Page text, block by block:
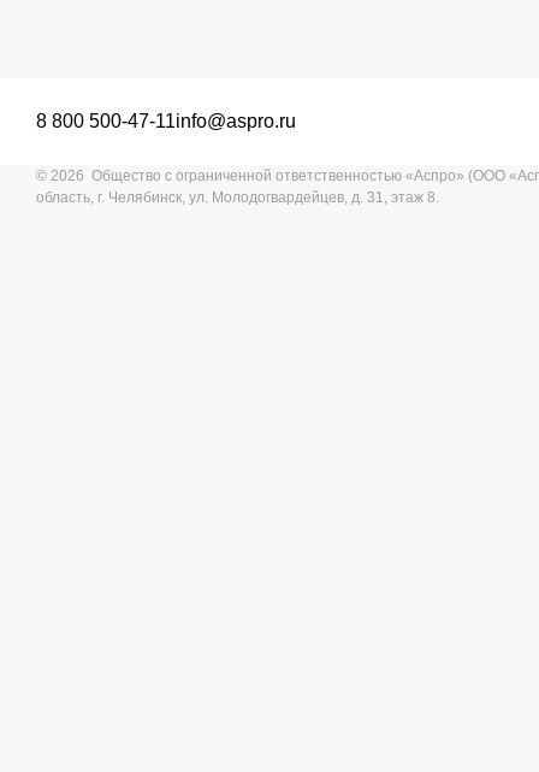
8 800 500-47-11info@aspro.ru
© 2026 Общество с ограниченной ответственностью «Аспро» (ООО
область, г. Челябинск, ул. Молодогвардейцев, д. 31, этаж 8.